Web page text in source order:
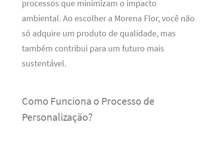
processos que minimizam o impacto
ambiental. Ao escolher a Morena Flor, você não
só adquire um produto de qualidade, mas
também contribui para um futuro mais
sustentável.
Como Funciona o Processo de
Personalização?